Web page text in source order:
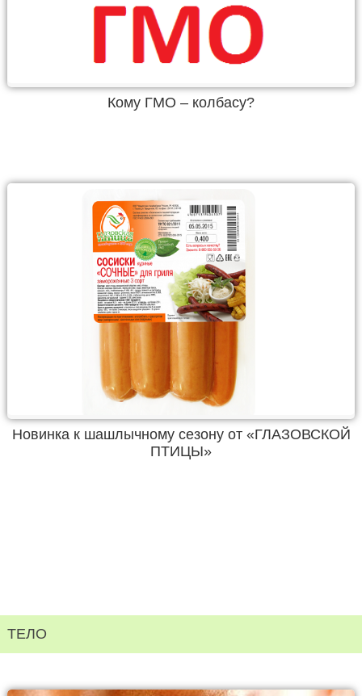
Кому ГМО – колбасу?
Новинка к шашлычному сезону от «ГЛАЗОВСКОЙ
ПТИЦЫ»
ТЕЛО